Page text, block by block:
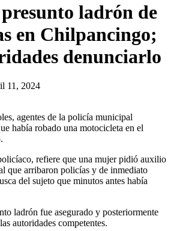
ladrón de
en Chilpancingo;
denunciarlo
11, 2024
agentes de la policía municipal
había robado una motocicleta en el
refiere que una mujer pidió auxilio
que arribaron policías y de inmediato
del sujeto que minutos antes había
ladrón fue asegurado y posteriormente
autoridades competentes.